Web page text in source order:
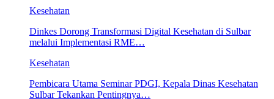
Kesehatan
Dinkes Dorong Transformasi Digital Kesehatan di Sulbar
melalui Implementasi RME…
Kesehatan
Pembicara Utama Seminar PDGI, Kepala Dinas Kesehatan
Sulbar Tekankan Pentingnya…